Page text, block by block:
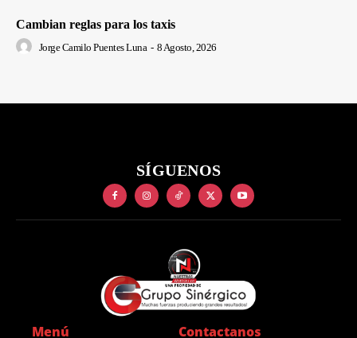
Cambian reglas para los taxis
Jorge Camilo Puentes Luna - 8 Agosto, 2026
SÍGUENOS
Menú Contactanos